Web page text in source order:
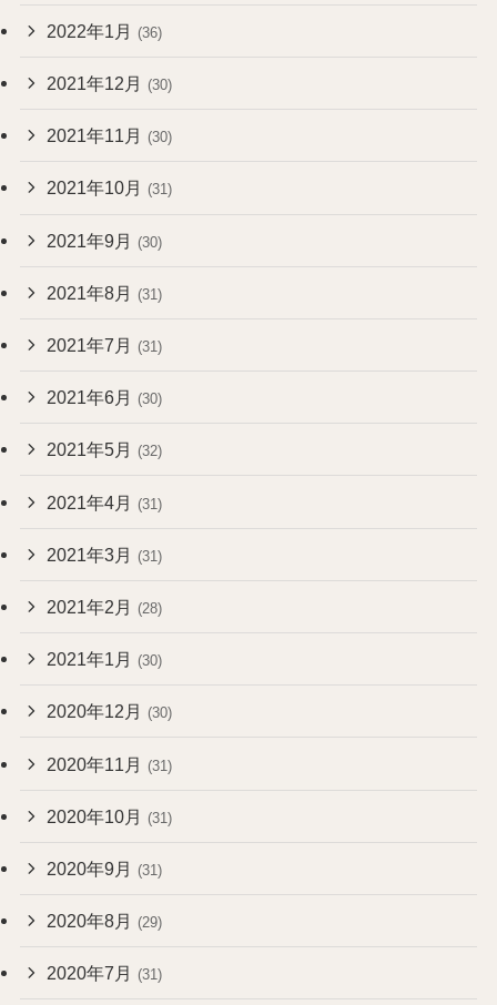
2022年1月 (36)
2021年12月 (30)
2021年11月 (30)
2021年10月 (31)
2021年9月 (30)
2021年8月 (31)
2021年7月 (31)
2021年6月 (30)
2021年5月 (32)
2021年4月 (31)
2021年3月 (31)
2021年2月 (28)
2021年1月 (30)
2020年12月 (30)
2020年11月 (31)
2020年10月 (31)
2020年9月 (31)
2020年8月 (29)
2020年7月 (31)